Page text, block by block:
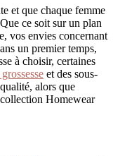
et que chaque femme
ce soit sur un plan
vos envies concernant
un premier temps,
à choisir, certaines
et des sous-
alors que
Homewear